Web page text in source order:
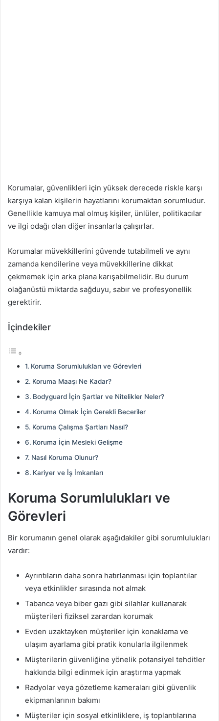
Korumalar, güvenlikleri için yüksek derecede riskle karşı
karşıya kalan kişilerin hayatlarını korumaktan sorumludur.
Genellikle kamuya mal olmuş kişiler, ünlüler, politikacılar
ve ilgi odağı olan diğer insanlarla çalışırlar.
Korumalar müvekkillerini güvende tutabilmeli ve aynı
zamanda kendilerine veya müvekkillerine dikkat
çekmemek için arka plana karışabilmelidir. Bu durum
olağanüstü miktarda sağduyu, sabır ve profesyonellik
gerektirir.
İçindekiler
Koruma Sorumlulukları ve Görevleri
Koruma Maaşı Ne Kadar?
Bodyguard İçin Şartlar ve Nitelikler Neler?
Koruma Olmak İçin Gerekli Beceriler
Koruma Çalışma Şartları Nasıl?
Koruma İçin Mesleki Gelişme
Nasıl Koruma Olunur?
Kariyer ve İş İmkanları
Koruma Sorumlulukları ve
Görevleri
Bir korumanın genel olarak aşağıdakiler gibi sorumlulukları
vardır:
Ayrıntıların daha sonra hatırlanması için toplantılar
veya etkinlikler sırasında not almak
Tabanca veya biber gazı gibi silahlar kullanarak
müşterileri fiziksel zarardan korumak
Evden uzaktayken müşteriler için konaklama ve
ulaşım ayarlama gibi pratik konularla ilgilenmek
Müşterilerin güvenliğine yönelik potansiyel tehditler
hakkında bilgi edinmek için araştırma yapmak
Radyolar veya gözetleme kameraları gibi güvenlik
ekipmanlarının bakımı
Müşteriler için sosyal etkinliklere, iş toplantılarına